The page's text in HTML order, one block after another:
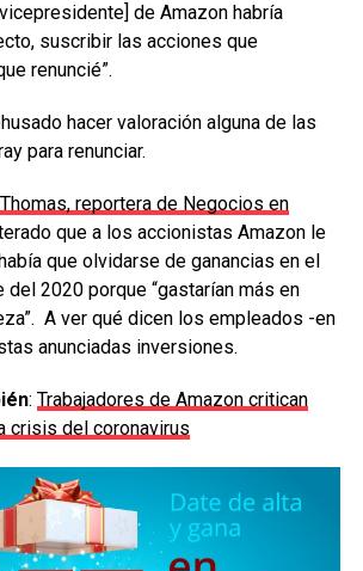
de Amazon habría
suscribir las acciones que
renuncié”.
hacer valoración alguna de las
para renunciar.
reportera de Negocios en
que a los accionistas Amazon le
que olvidarse de ganancias en el
2020 porque “gastarían más en
A ver qué dicen los empleados -en
anunciadas inversiones.
: Trabajadores de Amazon critican
crisis del coronavirus